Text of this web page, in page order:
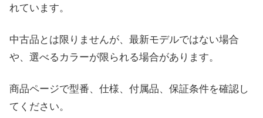
れています。
中古品とは限りませんが、最新モデルではない場合
や、選べるカラーが限られる場合があります。
商品ページで型番、仕様、付属品、保証条件を確認し
てください。